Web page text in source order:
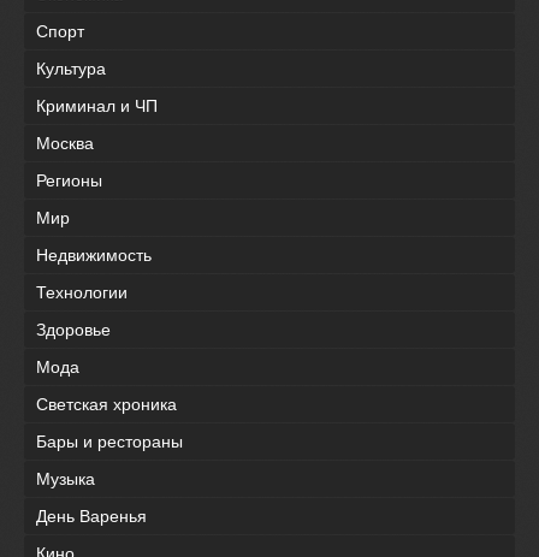
Спорт
Культура
Криминал и ЧП
Москва
Регионы
Мир
Недвижимость
Технологии
Здоровье
Мода
Светская хроника
Бары и рестораны
Музыка
День Варенья
Кино